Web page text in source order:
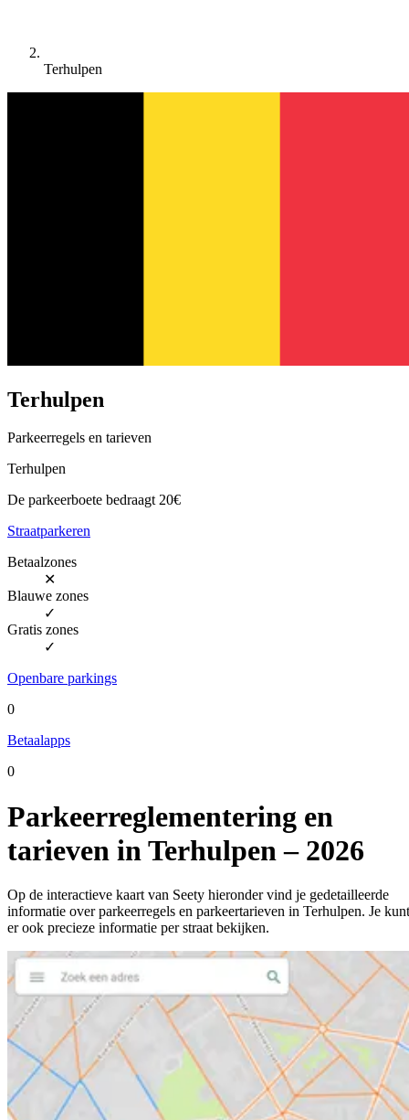
Terhulpen
Terhulpen
Parkeerregels en tarieven
Terhulpen
De parkeerboete bedraagt 20€
Straatparkeren
Betaalzones
✕
Blauwe zones
✓
Gratis zones
✓
Openbare parkings
0
Betaalapps
0
Parkeerreglementering en
tarieven in Terhulpen – 2026
Op de interactieve kaart van Seety hieronder vind je gedetailleerde
informatie over parkeerregels en parkeertarieven in Terhulpen. Je kunt
er ook precieze informatie per straat bekijken.